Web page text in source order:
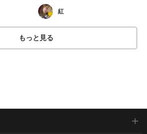
紅
もっと見る